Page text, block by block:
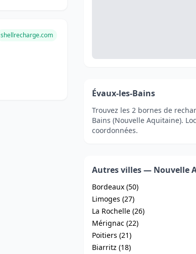
shellrecharge.com
Évaux-les-Bains
Trouvez les 2 bornes de
Bains (Nouvelle Aquitaine).
coordonnées.
Autres villes — Nouvelle
Bordeaux (50)
Limoges (27)
La Rochelle (26)
Mérignac (22)
Poitiers (21)
Biarritz (18)